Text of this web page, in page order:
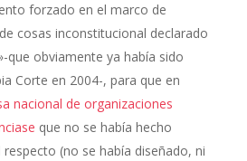
forzado en el marco de
cosas inconstitucional declarado
que obviamente ya había sido
Corte en 2004-, para que en
nacional de organizaciones
que no se había hecho
(no se había diseñado, ni